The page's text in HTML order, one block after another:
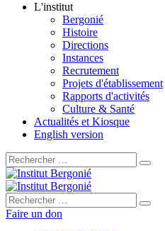
L'institut
Bergonié
Histoire
Directions
Instances
Recrutement
Projets d'établissement
Rapports d'activités
Culture & Santé
Actualités et Kiosque
English version
Rechercher :
Rechercher :
Faire un don